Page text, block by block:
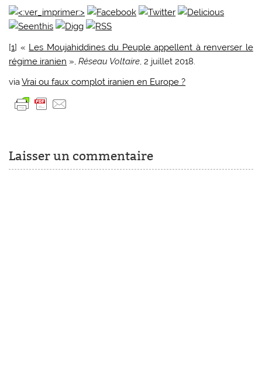
[1] « Les Moujahiddines du Peuple appellent à renverser le
régime iranien »,Réseau Voltaire, 2 juillet 2018.
viaVrai ou faux complot iranien en Europe ?
Laisser un commentaire